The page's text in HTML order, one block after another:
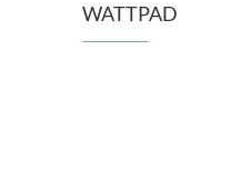
WATTPAD